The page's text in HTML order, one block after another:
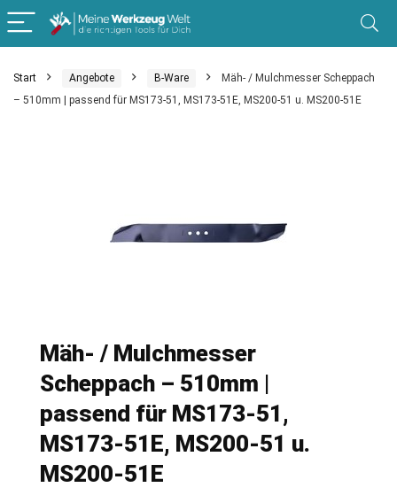
Start Angebote B-Ware
Mäh- / Mulchmesser Scheppach
– 510mm | passend für MS173-51, MS173-51E, MS200-51 u. MS200-51E
Mäh- / Mulchmesser
Scheppach – 510mm |
passend für MS173-51,
MS173-51E, MS200-51 u.
MS200-51E